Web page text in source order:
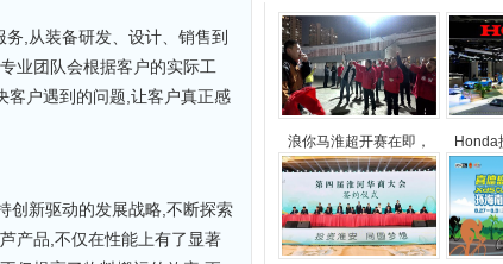
,从装备研发、设计、销售到
业团队会根据客户的实际工
客户遇到的问题,让客户真正感
创新驱动的发展战略,不断探索
产品,不仅在性能上有了显著
浪你马淮超开赛在即， Honda